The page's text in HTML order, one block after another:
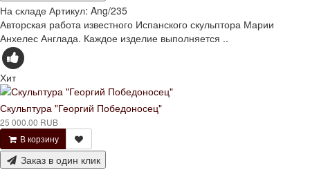
На складе Артикул: Ang/235
Авторская работа известного Испанского скульптора Марии
Анхелес Англада. Каждое изделие выполняется ..
Хит
Скульптура "Георгий Победоносец"
25 000.00 RUB
В корзину
Заказ в один клик